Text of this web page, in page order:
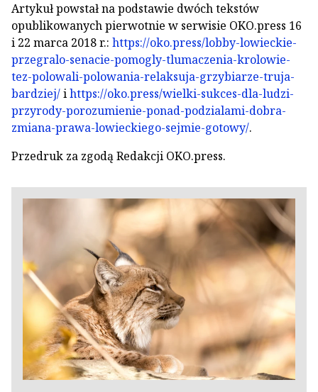
Artykuł powstał na podstawie dwóch tekstów
opublikowanych pierwotnie w serwisie OKO.press 16
i 22 marca 2018 r.: https://oko.press/lobby-lowieckie-
przegralo-senacie-pomogly-tlumaczenia-krolowie-
tez-polowali-polowania-relaksuja-grzybiarze-truja-
bardziej/ihttps://oko.press/wielki-sukces-dla-ludzi-
przyrody-porozumienie-ponad-podzialami-dobra-
zmiana-prawa-lowieckiego-sejmie-gotowy/.
Przedruk za zgodą Redakcji OKO.press.